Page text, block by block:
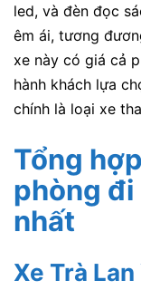
led, và đèn đọc
êm ái, tương
xe này có giá cả
hành khách lựa
chính là loại xe
Tổng
phòng đi
nhất
Xe Trà